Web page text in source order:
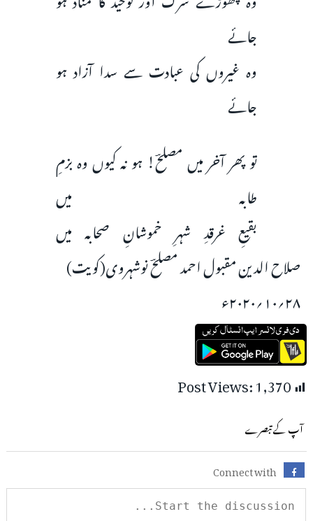
جائے
وہ غیروں کی عبادت سے سدا آزاد ہو
جائے
تو پھر آخر میں مصلحؔ! ہو نہ کیوں وہ بزمِ
طابہ میں
بقیعِ غرقدِ شہرِ خموشانِ صحابہ میں
صلاح الدین مقبول احمد مصلحؔ نوشہروی(کویت)
۲۸؍۱۰؍۲۰۲۰ء
Post Views:1,370
آپ کے تبصرے
Connect with